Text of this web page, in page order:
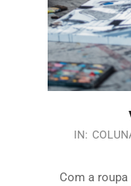
IN:
Com a